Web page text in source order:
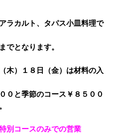
カルト、タパス小皿料理で
となります。
）１８日（金）は材料の入
と季節のコース￥８５００
別コースのみでの営業